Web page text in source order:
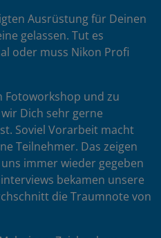
Ausrüstung für Deinen
gelassen. Tut es
oder muss Nikon Profi
Fotoworkshop und zu
Dich sehr gerne
Soviel Vorarbeit macht
Teilnehmer. Das zeigen
immer wieder gegeben
bekamen unsere
die Traumnote von